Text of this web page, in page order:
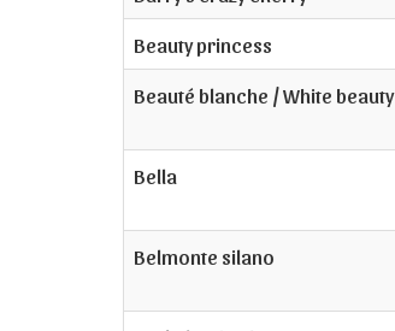
Beauty princess
Beauté blanche / White beauty
Bella
Belmonte silano